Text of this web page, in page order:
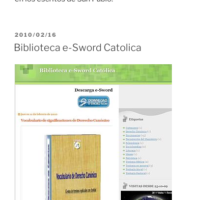
PUBLICADO
EL
2010/02/16
Biblioteca e-Sword Catolica